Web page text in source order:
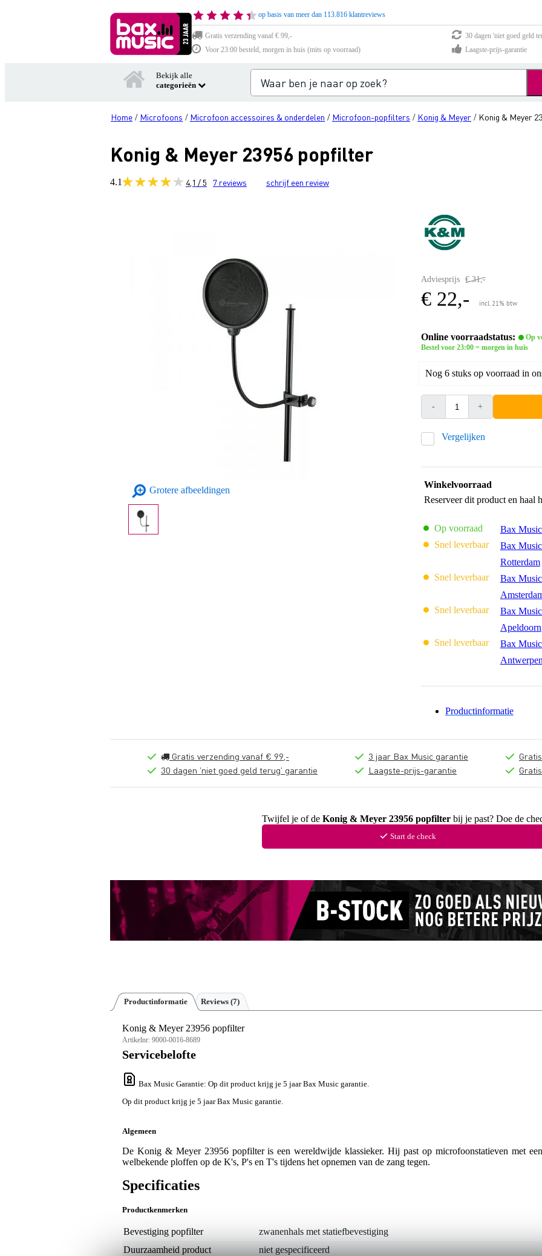
op basis van meer dan 113.816 klantreviews
Gratis verzending vanaf € 99,-
30 dagen 'niet goed geld
Voor 23:00 besteld, morgen in huis (mits op voorraad)
Laagste-prijs-garantie
Bekijk alle
categorieën
Home / Microfoons / Microfoon accessoires & onderdelen / Microfoon-popfilters / Konig & Meyer / Konig & Meyer
Konig & Meyer 23956 popfilter
4.1 4,1 / 5 7reviews schrijf een review
Grotere afbeeldingen
Adviesprijs € 31,-
€ 22,- incl. 21% btw
Online voorraadstatus:
Op
Bestel voor 23:00 = morgen in huis
Nog 6 stuks op voorraad in
- +
Vergelijken
Winkelvoorraad
Reserveer dit product en haal
Op voorraad Bax
Snel leverbaar
Bax
Rotterdam
Snel leverbaar
Bax
Snel leverbaar
Bax
Apeldoorn
Snel leverbaar
Bax
Antwerpen
Productinformatie
Gratis verzending vanaf € 99,-
30 dagen 'niet goed geld terug' garantie
3 jaar Bax Music garantie
Laagste-prijs-garantie
Twijfel je of de Konig & Meyer 23956 popfilter bij je past? Doe de
Start de check
Productinformatie Reviews (7)
Konig & Meyer 23956 popfilter
Artikelnr: 9000-0016-8689
Servicebelofte
Bax Music Garantie: Op dit product krijg je 5 jaar Bax Music garantie.
Op dit product krijg je 5 jaar Bax Music garantie.
Algemeen
De Konig & Meyer 23956 popfilter is een wereldwijde klassieker. Hij past op microfoonstatieven met
welbekende ploffen op de K's, P's en T's tijdens het opnemen van de zang tegen.
Specificaties
Productkenmerken
Bevestiging popfilter
zwanenhals met statiefbevestiging
Duurzaamheid product
niet gespecificeerd